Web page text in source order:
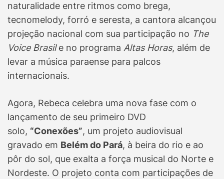
naturalidade entre ritmos como brega,
tecnomelody, forró e seresta, a cantora alcançou
projeção nacional com sua participação no The
Voice Brasile no programa Altas Horas, além de
levar a música paraense para palcos
internacionais.
Agora, Rebeca celebra uma nova fase com o
lançamento de seu primeiro DVD
solo, “Conexões”, um projeto audiovisual
gravado em Belém do Pará, à beira do rio e ao
pôr do sol, que exalta a força musical do Norte e
Nordeste. O projeto conta com participações de